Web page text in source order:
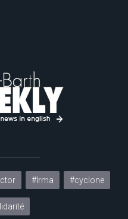
#Irma #cyclone